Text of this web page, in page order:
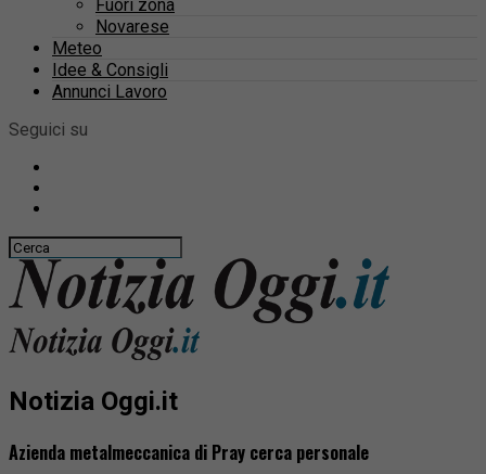
Fuori zona
Novarese
Meteo
Idee & Consigli
Annunci Lavoro
Seguici su
Notizia Oggi.it
Azienda metalmeccanica di Pray cerca personale